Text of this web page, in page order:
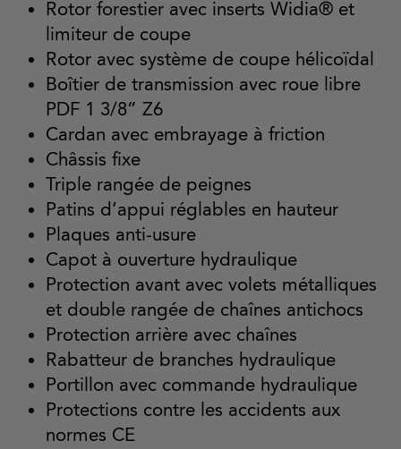
Rotor forestier avec inserts Widia® et
limiteur de coupe
Rotor avec système de coupe hélicoïdal
Boîtier de transmission avec roue libre
PDF 1 3/8” Z6
Cardan avec embrayage à friction
Châssis fixe
Triple rangée de peignes
Patins d’appui réglables en hauteur
Plaques anti-usure
Capot à ouverture hydraulique
Protection avant avec volets métalliques
et double rangée de chaînes antichocs
Protection arrière avec chaînes
Rabatteur de branches hydraulique
Portillon avec commande hydraulique
Protections contre les accidents aux
normes CE